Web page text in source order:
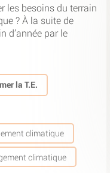
les besoins du terrain
? À la suite de
d’année par le
la T.E.
climatique
climatique